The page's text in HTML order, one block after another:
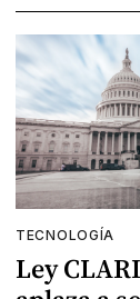
TECNOLOGÍA
Ley